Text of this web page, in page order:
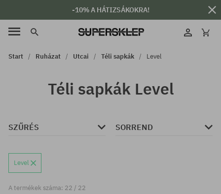
-10% A HÁTIZSÁKOKRA!
Start Ruházat Utcai Téli sapkák Level
Téli sapkák Level
SZŰRÉS SORREND
Level
A termékek száma: 22 / 22